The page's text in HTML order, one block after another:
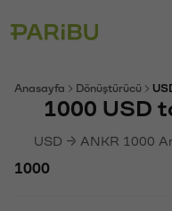
Anasayfa Dönüştürücü
1000 USD
USD → ANKR 1000